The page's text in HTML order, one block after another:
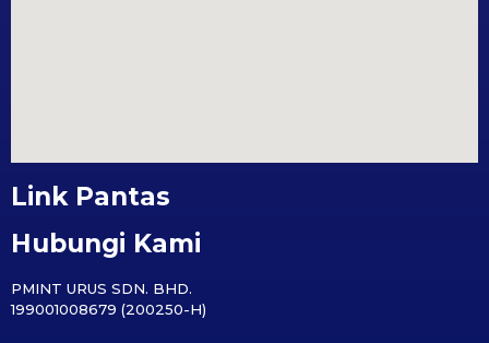
Link Pantas
Hubungi Kami
PMINT URUS SDN. BHD.
199001008679 (200250-H)